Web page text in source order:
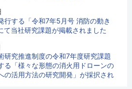
行する「令和7年5月号 消防の動き
て当社研究課題が掲載されました
研究推進制度の令和7年度研究課題
る「様々な形態の消火用ドローンの
の活用方法の研究開発」が採択され